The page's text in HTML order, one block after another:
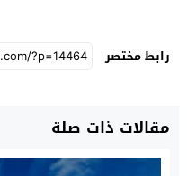
رابط مختصر
مقالات ذات صلة